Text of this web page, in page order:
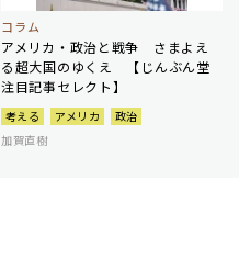
コラム
アメリカ・政治と戦争 さまよえ
る超大国のゆくえ 【じんぶん堂
注目記事セレクト】
考える アメリカ
政治
加賀直樹